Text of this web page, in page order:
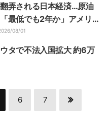
弄される日本経済…原油
最低でも2年か」アメリカ
激減で「日本がお金を積
い」国際政治学者も警鐘
08/01
タで不法入国拡大 約6万
6 7